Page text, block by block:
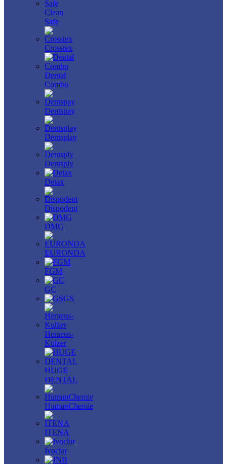
Clean
Safe
Crosstex
Dental
Combo
Dentspay
Dentsplay
Dentsply
Detax
Dispodent
DMG
EURONDA
FGM
GC
GS
Heraeus-
Kulzer
HUGE
DENTAL
HumanChemie
ITENA
Ivoclar